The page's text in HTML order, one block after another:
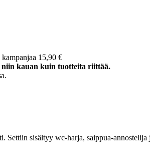
15,90 €
niin kauan kuin tuotteita riittää.
Settiin sisältyy wc-harja, saippua-annostelija